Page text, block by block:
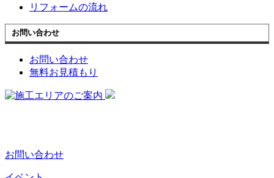
リフォームの流れ
お問い合わせ
お問い合わせ
無料お見積もり
お問い合わせ